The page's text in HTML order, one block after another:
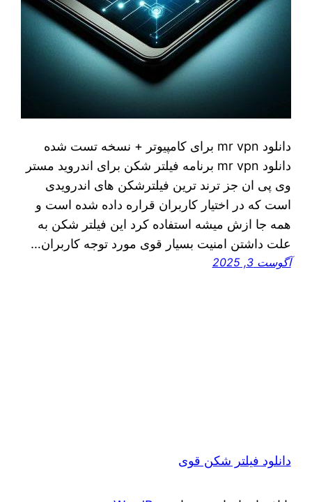
دانلود mr vpn برای کامپیوتر + نسخه تست شده
دانلود mr vpn برنامه فیلتر شکن برای اندروید مستر
وی پی ان جز ترند ترین فیلترشکن های اندرویدی
است که در اختیار کاربران قراره داده شده است و
همه جا ازش میشه استفاده کرد این فیلتر شکن به
علت داشتن امنیت بسیار قوی مورد توجه کاربران…
آگوست 3, 2025
دانلود فیلتر شکن قوی